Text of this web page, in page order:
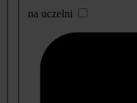
na uczelni